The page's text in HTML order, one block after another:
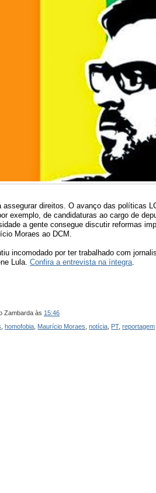
direitos. O avanço das políticas
exemplo, de candidaturas ao cargo de
a gente consegue discutir reformas
Moraes ao DCM.
incomodado por ter trabalhado com
Lula.Confira a entrevista na íntegra.
Zambarda às 15:46
,homofobia Maurício Moraes ,notícia PT,reportagem